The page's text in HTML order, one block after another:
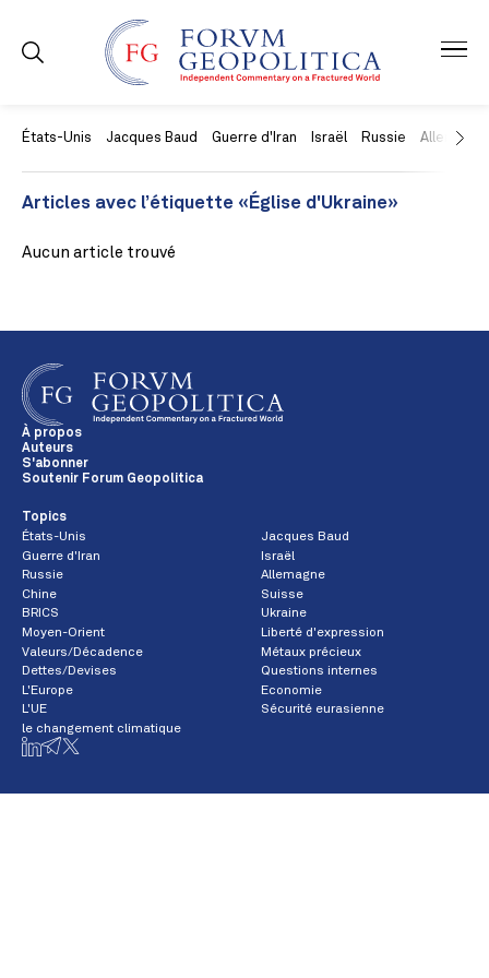
États-Unis Jacques Baud Guerre d'Iran Israël Russie Allemagne
Articles avec l’étiquette «Église d'Ukraine»
Aucun article trouvé
À propos
Auteurs
S'abonner
Soutenir Forum Geopolitica
Topics
États-Unis
Jacques Baud
Guerre d'Iran
Israël
Russie
Allemagne
Chine
Suisse
BRICS
Ukraine
Moyen-Orient
Liberté d'expression
Valeurs/Décadence
Métaux précieux
Dettes/Devises
Questions internes
L'Europe
Economie
L'UE
Sécurité eurasienne
le changement climatique